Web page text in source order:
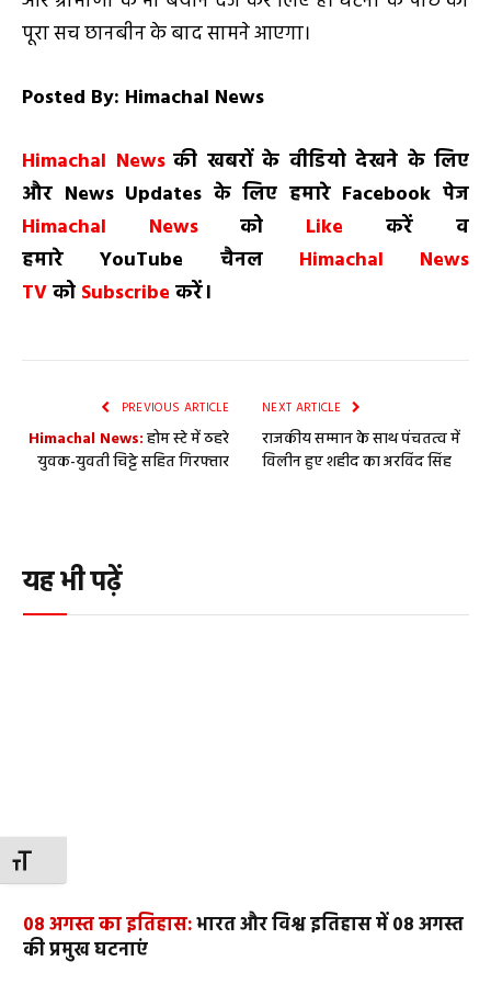
TOGGLE FONT SIZE
पूरा सच छानबीन के बाद सामने आएगा।
Posted By: Himachal News
Himachal News की खबरों के वीडियो देखने के लिए
और News Updates के लिए हमारेFacebookपेज
Himachal News
को Like करें व
हमारे YouTube चैनल
Himachal News
TVको Subscribe करें।
PREVIOUS ARTICLE
Himachal News:होम स्टे में ठहरे
युवक-युवती चिट्टे सहित गिरफ्तार
NEXT ARTICLE
राजकीय सम्मान के साथ पंचतत्व में
विलीन हुए शहीद का अरविंद सिंह
यह भी पढ़ें
08 अगस्त का इतिहास:भारत और विश्व इतिहास में 08 अगस्त
की प्रमुख घटनाएं